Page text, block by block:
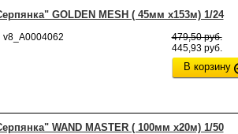
GOLDEN MESH ( 45мм х153м) 1/24
v8_А0004062
479,50 руб.
445,93 руб.
В корзину
WAND MASTER ( 100мм х20м) 1/50